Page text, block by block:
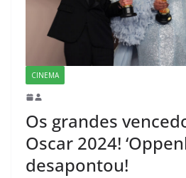
CINEMA
Os grandes
Oscar 2024!
desapontou!